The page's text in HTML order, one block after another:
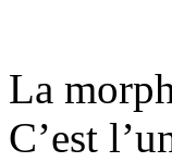
La
C’est